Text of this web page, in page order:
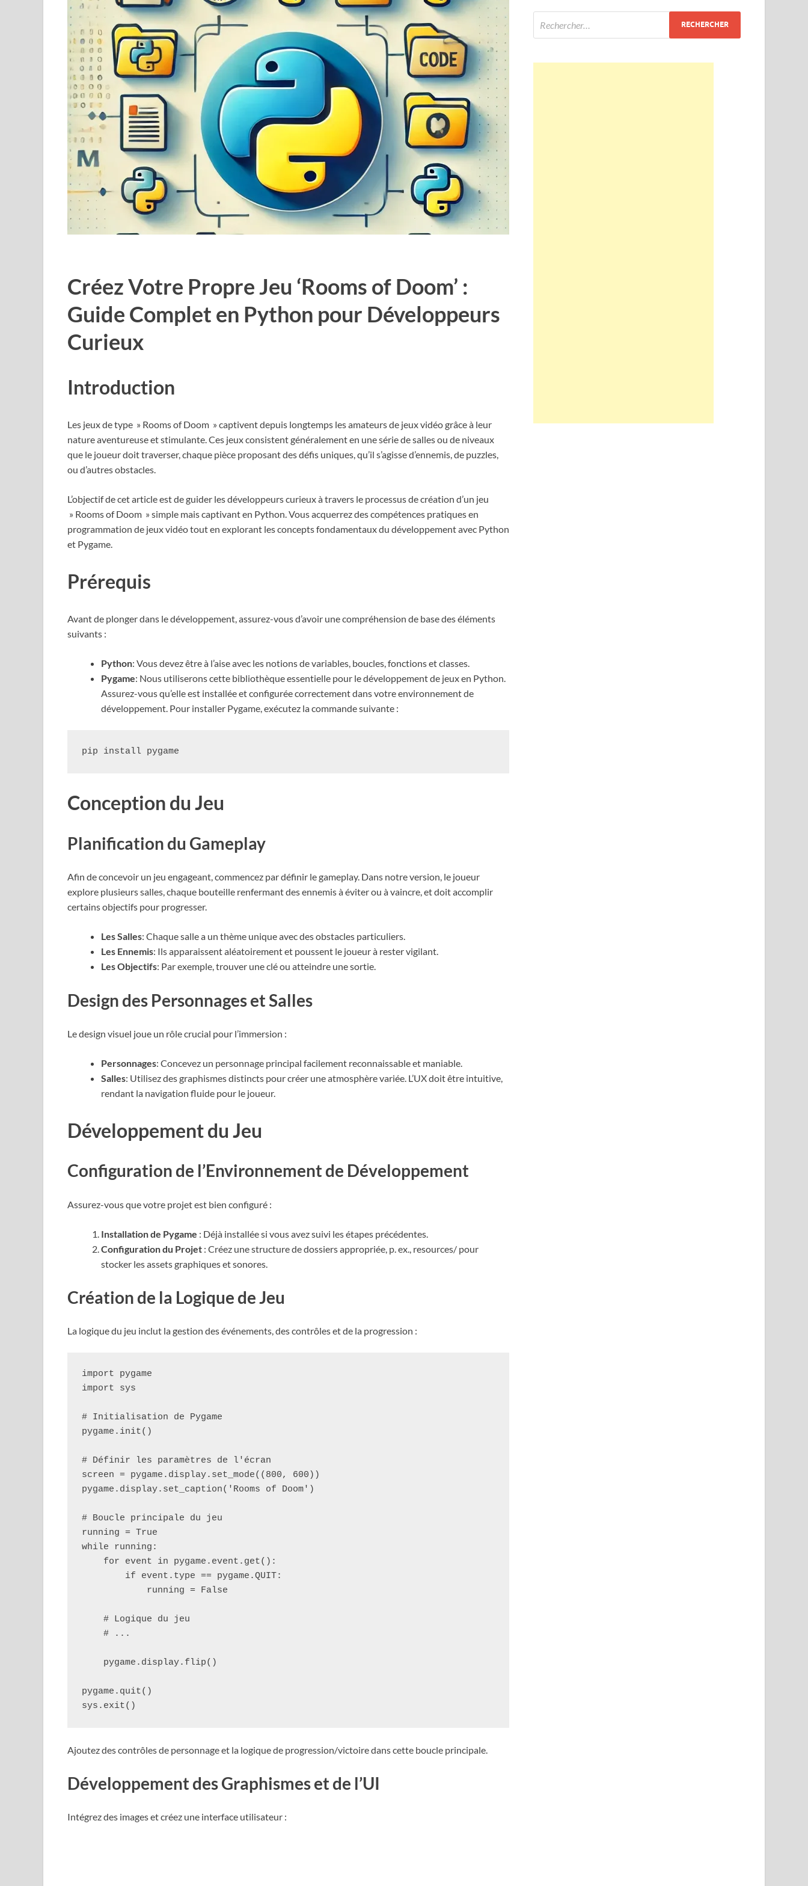
Créez Votre Propre Jeu ‘Rooms of Doom’ :
Guide Complet en Python pour Développeurs
Curieux
Introduction
Les jeux de type » Rooms of Doom » captivent depuis longtemps les amateurs de jeux vidéo grâce à leur
nature aventureuse et stimulante. Ces jeux consistent généralement en une série de salles ou de niveaux
que le joueur doit traverser, chaque pièce proposant des défis uniques, qu’il s’agisse d’ennemis, de puzzles,
ou d’autres obstacles.
L’objectif de cet article est de guider les développeurs curieux à travers le processus de création d’un jeu
» Rooms of Doom » simple mais captivant en Python. Vous acquerrez des compétences pratiques en
programmation de jeux vidéo tout en explorant les concepts fondamentaux du développement avec Python
et Pygame.
Prérequis
Avant de plonger dans le développement, assurez-vous d’avoir une compréhension de base des éléments
suivants :
Python: Vous devez être à l’aise avec les notions de variables, boucles, fonctions et classes.
Pygame: Nous utiliserons cette bibliothèque essentielle pour le développement de jeux en Python.
Assurez-vous qu’elle est installée et configurée correctement dans votre environnement de
développement. Pour installer Pygame, exécutez la commande suivante :
Conception du Jeu
Planification du Gameplay
Afin de concevoir un jeu engageant, commencez par définir le gameplay. Dans notre version, le joueur
explore plusieurs salles, chaque bouteille renfermant des ennemis à éviter ou à vaincre, et doit accomplir
certains objectifs pour progresser.
Les Salles: Chaque salle a un thème unique avec des obstacles particuliers.
Les Ennemis: Ils apparaissent aléatoirement et poussent le joueur à rester vigilant.
Les Objectifs: Par exemple, trouver une clé ou atteindre une sortie.
Design des Personnages et Salles
Le design visuel joue un rôle crucial pour l’immersion :
Personnages: Concevez un personnage principal facilement reconnaissable et maniable.
Salles: Utilisez des graphismes distincts pour créer une atmosphère variée. L’UX doit être intuitive,
rendant la navigation fluide pour le joueur.
Développement du Jeu
Configuration de l’Environnement de Développement
Assurez-vous que votre projet est bien configuré :
Installation de Pygame : Déjà installée si vous avez suivi les étapes précédentes.
Configuration du Projet : Créez une structure de dossiers appropriée, p. ex., resources/ pour
stocker les assets graphiques et sonores.
Création de la Logique de Jeu
La logique du jeu inclut la gestion des événements, des contrôles et de la progression :
import pygame
import sys
# Initialisation de Pygame
pygame.init()
# Définir les paramètres de l'écran
screen = pygame.display.set_mode((800, 600))
pygame.display.set_caption('Rooms of Doom')
# Boucle principale du jeu
running = True
while running:
    for event in pygame.event.get():
        if event.type == pygame.QUIT:
            running = False
    # Logique du jeu
    # ...
    pygame.display.flip()
pygame.quit()
Ajoutez des contrôles de personnage et la logique de progression/victoire dans cette boucle principale.
Développement des Graphismes et de l’UI
Intégrez des images et créez une interface utilisateur :